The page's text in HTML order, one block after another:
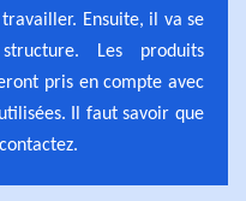
Ensuite, il va se
Les produits
pris en compte avec
Il faut savoir que